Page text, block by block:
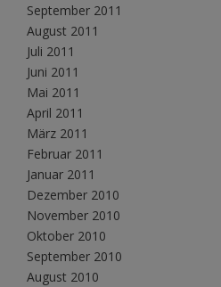
September 2011
August 2011
Juli 2011
Juni 2011
Mai 2011
April 2011
März 2011
Februar 2011
Januar 2011
Dezember 2010
November 2010
Oktober 2010
September 2010
August 2010